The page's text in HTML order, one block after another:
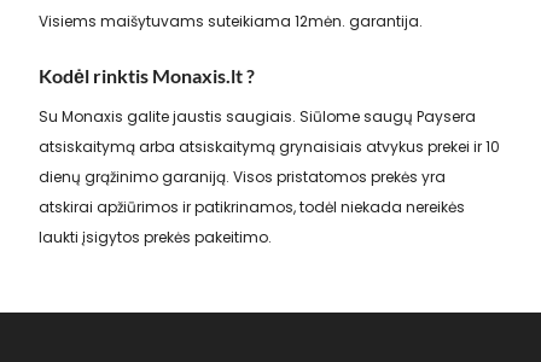
Visiems maišytuvams suteikiama 12mėn. garantija.
Kodėl rinktis Monaxis.lt ?
Su Monaxis galite jaustis saugiais. Siūlome saugų Paysera
atsiskaitymą arba atsiskaitymą grynaisiais atvykus prekei ir 10
dienų grąžinimo garaniją. Visos pristatomos prekės yra
atskirai apžiūrimos ir patikrinamos, todėl niekada nereikės
laukti įsigytos prekės pakeitimo.